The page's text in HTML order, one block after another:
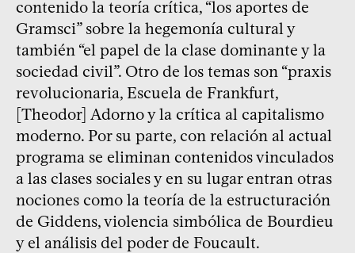
contenido la teoría crítica, “los aportes de
Gramsci” sobre la hegemonía cultural y
también “el papel de la clase dominante y la
sociedad civil”. Otro de los temas son “praxis
revolucionaria, Escuela de Frankfurt,
[Theodor] Adorno y la crítica al capitalismo
moderno. Por su parte, con relación al actual
programa se eliminan contenidos vinculados
a las clases sociales y en su lugar entran otras
nociones como la teoría de la estructuración
de Giddens, violencia simbólica de Bourdieu
y el análisis del poder de Foucault.